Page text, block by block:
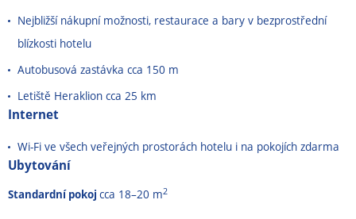
Nejbližší nákupní možnosti, restaurace a bary v bezprostřední
blízkosti hotelu
Autobusová zastávka cca 150 m
Letiště Heraklion cca 25 km
Internet
Wi-Fi ve všech veřejných prostorách hotelu i na pokojích zdarma
Ubytování
Standardní pokoj cca 18–20 m2